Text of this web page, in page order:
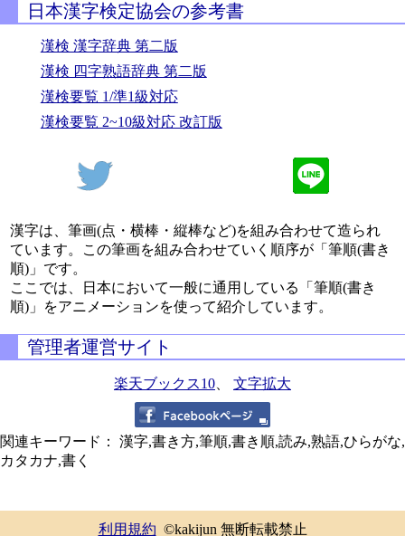
日本漢字検定協会の参考書
漢検 漢字辞典 第二版
漢検 四字熟語辞典 第二版
漢検要覧 1/準1級対応
漢検要覧 2~10級対応 改訂版
漢字は、筆画(点・横棒・縦棒など)を組み合わせて造られ
ています。この筆画を組み合わせていく順序が「筆順(書き
順)」です。
ここでは、日本において一般に通用している「筆順(書き
順)」をアニメーションを使って紹介しています。
管理者運営サイト
楽天ブックス10 文字拡大
関連キーワード： 漢字,書き方,筆順,書き順,読み,熟語,ひらがな,
カタカナ,書く
利用規約 ©kakijun 無断転載禁止